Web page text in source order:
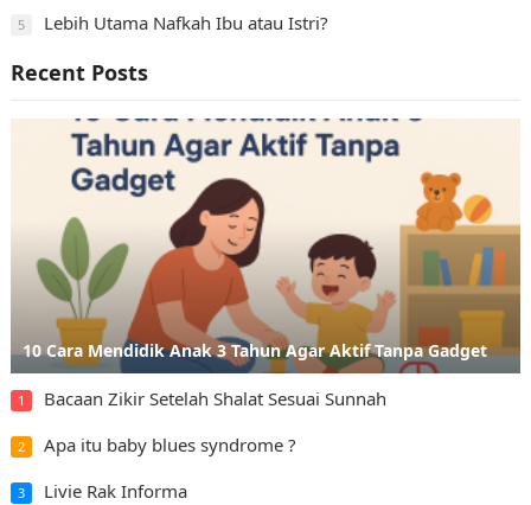
5 Lebih Utama Nafkah Ibu atau Istri?
Recent Posts
10 Cara Mendidik Anak 3 Tahun Agar Aktif Tanpa Gadget
1 Bacaan Zikir Setelah Shalat Sesuai Sunnah
2 Apa itu baby blues syndrome ?
3 Livie Rak Informa